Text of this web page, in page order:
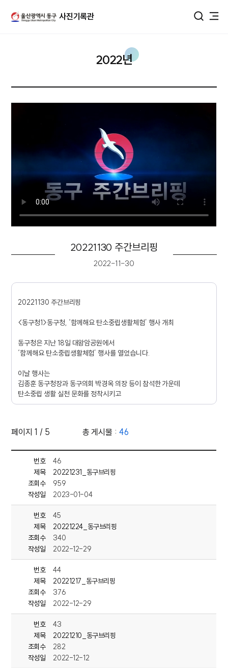
사진기록관
2022년
20221130 주간브리핑
2022-11-30
20221130 주간브리핑
<동구청1>동구청, ‘함께해요 탄소중립생활체험’ 행사 개최
동구청은 지난 18일 대왕암공원에서
‘함께해요 탄소중립생활체험’ 행사를 열었습니다.
이날 행사는
김종훈 동구청장과 동구의회 박경옥 의장 등이 참석한 가운데
탄소중립 생활 실천 문화를 정착시키고
실생활에서의 실천을 다짐하기 위해 열렸습니다.
탄소중립 기술 만들기 체험 등 탄소중립에 쉽게
<동구청2>동구청, 어린이공원 정비사업 대대적 추진
동구청이 지난해부터 실시하고 있는
어린이공원 놀이시설 정비사업에 대해
지난 23일 주민설명회를 개최했습니다.
동구청은 올해 6월부터 9월까지
가재돌공원과 산성공원 등 어린이공원 4곳의 정비사업을 완공했고,
2차 사업으로 15억원을 들여 올해말까지
까치공원과 꽃밭공원 등 5곳의 정비사업을 마무리할 계획입니다.
이어 3차 사업으로 옥류공원과 댄밖공원 등 4곳에
<동구청> 단신 1~3
페이지 1 / 5 총 게시물 : 46
번호
46
제목
20221231_동구브리핑
조회수
959
작성일
2023-01-04
번호
45
제목
20221224_동구브리핑
조회수
340
작성일
2022-12-29
번호
44
제목
20221217_동구브리핑
조회수
376
작성일
2022-12-29
번호
43
제목
20221210_동구브리핑
조회수
282
작성일
2022-12-12